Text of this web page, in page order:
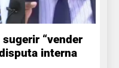
sugerir “vender
interna